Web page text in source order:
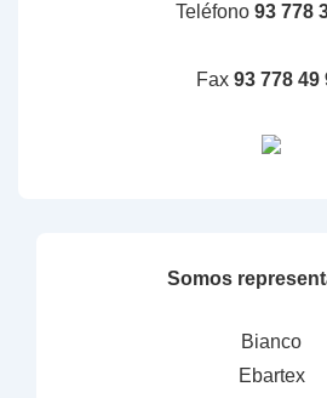
Teléfono 93 778
Fax 93 778 49
Somos
Bianco
Ebartex